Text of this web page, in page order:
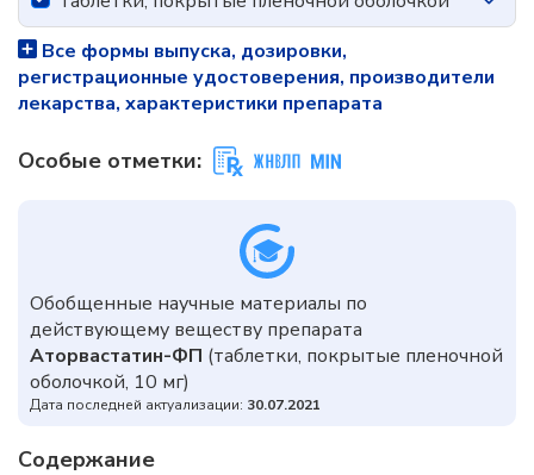
Все формы выпуска, дозировки,
регистрационные удостоверения, производители
лекарства, характеристики препарата
Особые отметки:
Обобщенные научные материалы по
действующему веществу препарата
Аторвастатин-ФП (таблетки, покрытые пленочной
оболочкой, 10 мг)
Дата последней актуализации: 30.07.2021
Содержание